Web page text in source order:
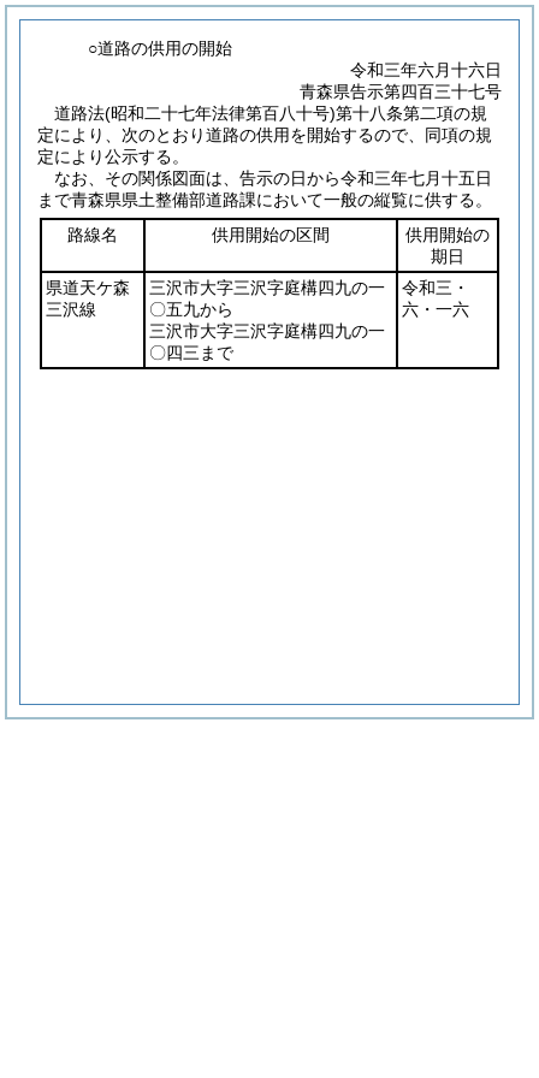
○道路の供用の開始
令和三年六月十六日
青森県告示第四百三十七号
道路法(昭和二十七年法律第百八十号)第十八条第二項の規
定により、次のとおり道路の供用を開始するので、同項の規
定により公示する。
なお、その関係図面は、告示の日から令和三年七月十五日
まで青森県県土整備部道路課において一般の縦覧に供する。
路線名
供用開始の区間
供用開始の
期日
県道天ケ森
三沢線
三沢市大字三沢字庭構四九の一
〇五九から
三沢市大字三沢字庭構四九の一
〇四三まで
令和三・
六・一六